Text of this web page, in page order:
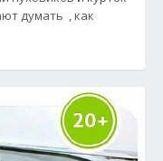
думать , как